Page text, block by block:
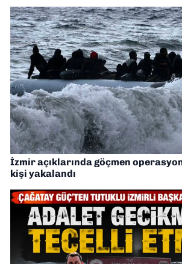
İzmir açıklarında göçmen
kişi yakalandı